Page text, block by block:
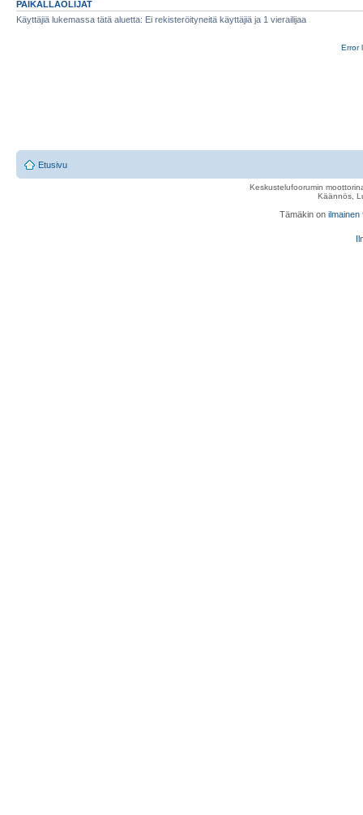
PAIKALLAOLIJAT
Käyttäjiä lukemassa tätä aluetta: Ei rekisteröityneitä käyttäjiä ja 1 vierailijaa
Error
Etusivu
Keskustelufoorumin
Käännös,
Tämäkin on ilmainen